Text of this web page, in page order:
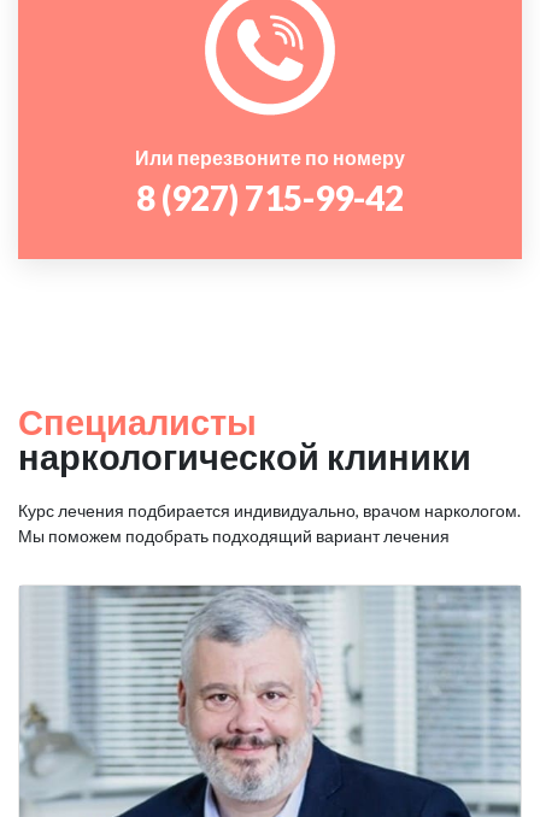
Или перезвоните по номеру
8 (927) 715-99-42
Специалисты
наркологической клиники
Курс лечения подбирается индивидуально, врачом наркологом.
Мы поможем подобрать подходящий вариант лечения